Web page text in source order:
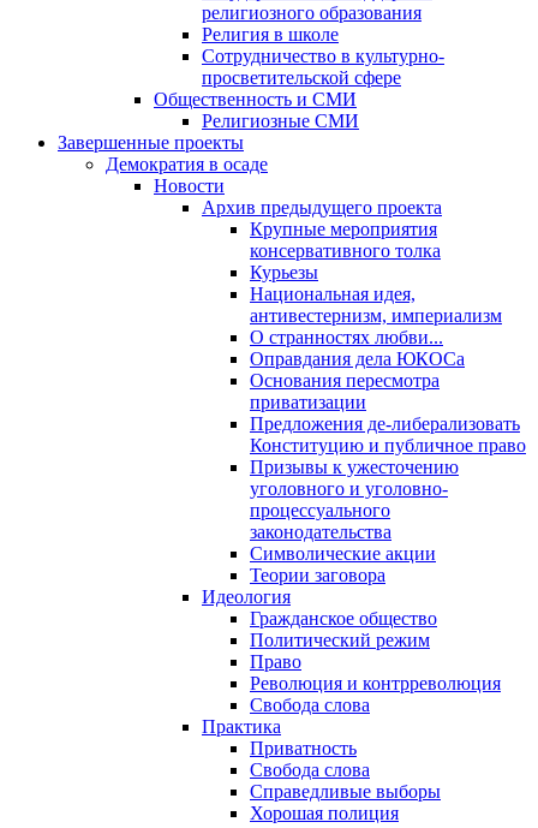
религиозного образования
Религия в школе
Сотрудничество в культурно-
просветительской сфере
Общественность и СМИ
Религиозные СМИ
Завершенные проекты
Демократия в осаде
Новости
Архив предыдущего проекта
Крупные мероприятия
консервативного толка
Курьезы
Национальная идея,
антивестернизм, империализм
О странностях любви...
Оправдания дела ЮКОСа
Основания пересмотра
приватизации
Предложения де-либерализовать
Конституцию и публичное право
Призывы к ужесточению
уголовного и уголовно-
процессуального
законодательства
Символические акции
Теории заговора
Идеология
Гражданское общество
Политический режим
Право
Революция и контрреволюция
Свобода слова
Практика
Приватность
Свобода слова
Справедливые выборы
Хорошая полиция